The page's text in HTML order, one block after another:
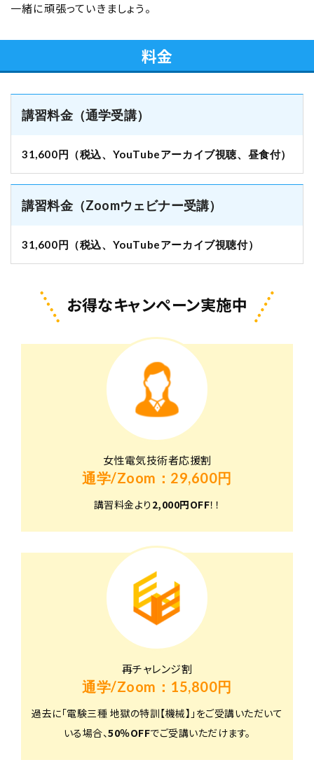
一緒に頑張っていきましょう。
料金
講習料金（通学受講）
31,600円（税込、YouTubeアーカイブ視聴、昼食付）
講習料金（Zoomウェビナー受講）
31,600円（税込、YouTubeアーカイブ視聴付）
お得なキャンペーン実施中
女性電気技術者応援割
通学/Zoom：29,600円
講習料金より 2,000円OFF！！
再チャレンジ割
通学/Zoom：15,800円
過去に「電験三種 地獄の特訓【機械】」をご受講いただいて
いる場合、50％OFFでご受講いただけます。